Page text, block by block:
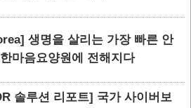
생명을 살리는 가장 빠른 안
마음요양원에 전해지다
솔루션 리포트] 국가 사이버보